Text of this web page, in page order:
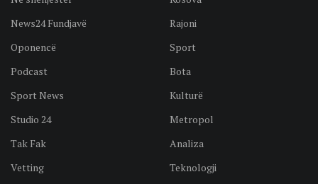
News24 Fundjavë
Oponencë
Podcast
Sport News
Studio 24
Tak Fak
Vetting
Rajoni
Sport
Bota
Kulturë
Metropol
Analiza
Teknologji